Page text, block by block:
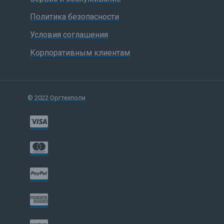
файле
· Память старт/стоп позиции
· Регулировка оборотов и линейных подач в
процессе обработки
· Надежная защита элементов движения от
попадания стружки
Политика безопасности
Условия соглашения
Корпоративным клиентам
© 2022 Оргтехполи